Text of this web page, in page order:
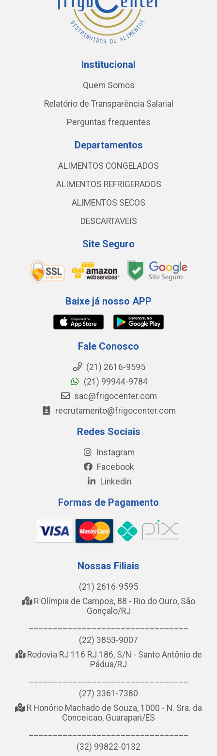
Institucional
Quem Somos
Relatório de Transparência Salarial
Perguntas frequentes
Departamentos
ALIMENTOS CONGELADOS
ALIMENTOS REFRIGERADOS
ALIMENTOS SECOS
DESCARTAVEIS
Site Seguro
Baixe já nosso APP
Fale Conosco
(21) 2616-9595
(21) 99944-9784
sac@frigocenter.com
recrutamento@frigocenter.com
Redes Sociais
Instagram
Facebook
Linkedin
Formas de Pagamento
Nossas Filiais
(21) 2616-9595
R Olímpia de Campos, 88 - Rio do Ouro, São
Gonçalo/RJ
(22) 3853-9007
Rodovia RJ 116 RJ 186, S/N - Santo Antônio de
Pádua/RJ
(27) 3361-7380
R Honório Machado de Souza, 1000 - N. Sra. da
Conceicao, Guarapari/ES
(32) 99822-0132